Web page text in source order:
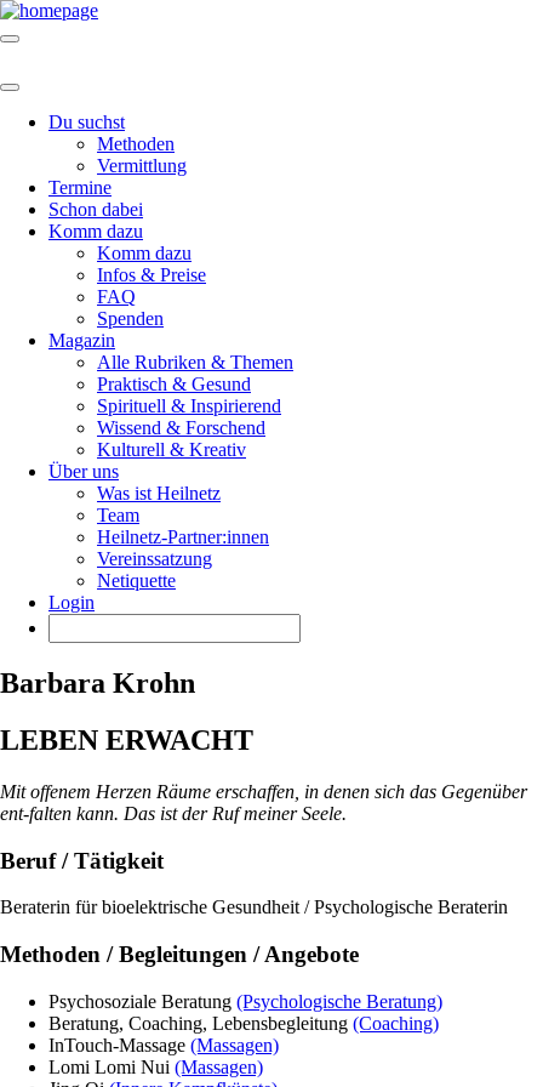
Du suchst
Methoden
Vermittlung
Termine
Schon dabei
Komm dazu
Komm dazu
Infos & Preise
FAQ
Spenden
Magazin
Alle Rubriken & Themen
Praktisch & Gesund
Spirituell & Inspirierend
Wissend & Forschend
Kulturell & Kreativ
Über uns
Was ist Heilnetz
Team
Heilnetz-Partner:innen
Vereinssatzung
Netiquette
Login
Barbara Krohn
LEBEN ERWACHT
Mit offenem Herzen Räume erschaffen, in denen sich das Gegenüber
ent-falten kann. Das ist der Ruf meiner Seele.
Beruf / Tätigkeit
Beraterin für bioelektrische Gesundheit / Psychologische Beraterin
Methoden / Begleitungen / Angebote
Psychosoziale Beratung (Psychologische Beratung)
Beratung, Coaching, Lebensbegleitung (Coaching)
InTouch-Massage (Massagen)
Lomi Lomi Nui (Massagen)